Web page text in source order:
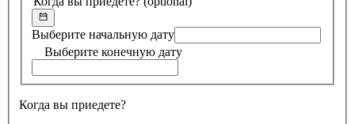
Выберите начальную дату
Выберите конечную дату
Когда вы приедете?